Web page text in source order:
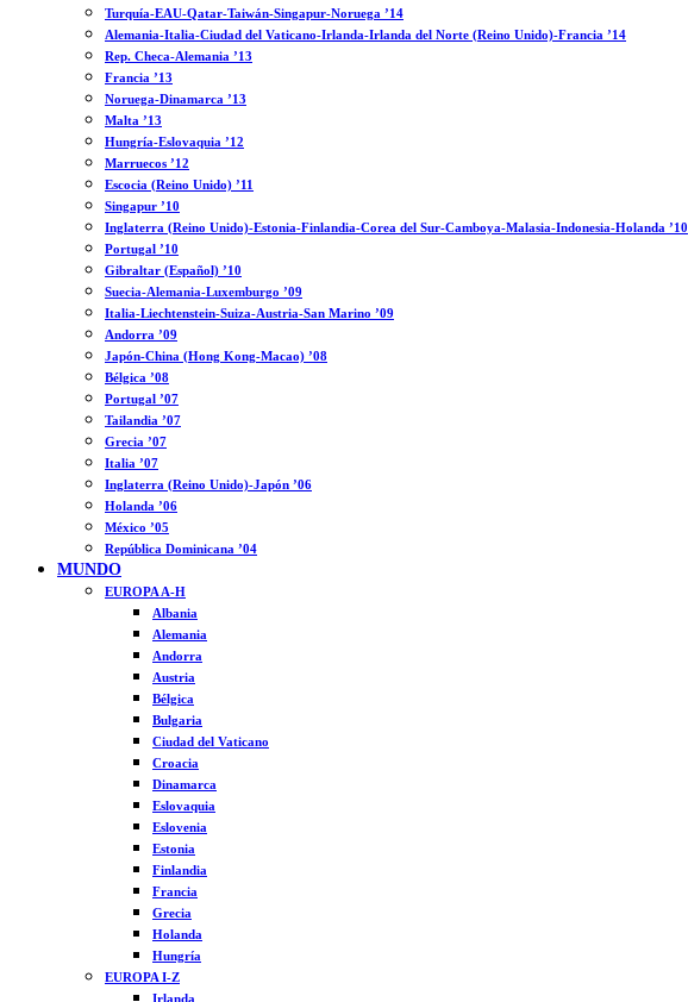
Turquía-EAU-Qatar-Taiwán-Singapur-Noruega ’14
Alemania-Italia-Ciudad del Vaticano-Irlanda-Irlanda del Norte (Reino Unido)-Francia ’14
Rep. Checa-Alemania ’13
Francia ’13
Noruega-Dinamarca ’13
Malta ’13
Hungría-Eslovaquia ’12
Marruecos ’12
Escocia (Reino Unido) ’11
Singapur ’10
Inglaterra (Reino Unido)-Estonia-Finlandia-Corea del Sur-Camboya-Malasia-Indonesia-Holanda ’10
Portugal ’10
Gibraltar (Español) ’10
Suecia-Alemania-Luxemburgo ’09
Italia-Liechtenstein-Suiza-Austria-San Marino ’09
Andorra ’09
Japón-China (Hong Kong-Macao) ’08
Bélgica ’08
Portugal ’07
Tailandia ’07
Grecia ’07
Italia ’07
Inglaterra (Reino Unido)-Japón ’06
Holanda ’06
México ’05
República Dominicana ’04
MUNDO
EUROPA A-H
Albania
Alemania
Andorra
Austria
Bélgica
Bulgaria
Ciudad del Vaticano
Croacia
Dinamarca
Eslovaquia
Eslovenia
Estonia
Finlandia
Francia
Grecia
Holanda
Hungría
EUROPA I-Z
Irlanda